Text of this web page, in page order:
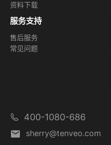
资料下载
服务支持
售后服务
常见问题
400-1080-686
sherry@tenveo.com